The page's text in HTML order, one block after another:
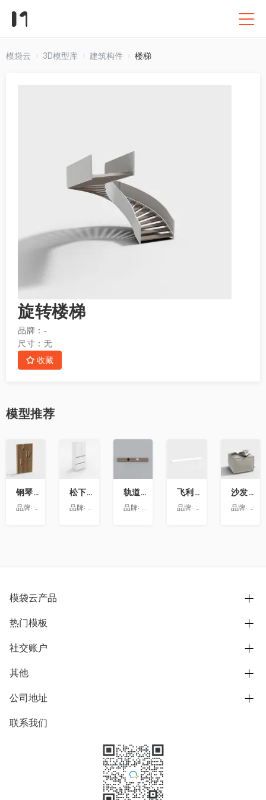
模袋云 3D模型库 建筑构件 楼梯
旋转楼梯
品牌： -
尺寸： 无
收藏
模型推荐
钢琴键挂衣架9
品牌:
澳华装饰
藏
松下喜马拉雅 600L冰箱大溪地
品牌:
松下
藏
轨道插座9
品牌:
依百纳定制家具 全新VR上线 让您提前
飞利浦LS160灯带-低压灯带-100mm
品牌:
昕诺飞
收
藏
沙发凳坐墩
品牌:
澳华
模袋云产品
别墅设计营销
模型协同展示分享
别墅社区
别墅模板
热门模板
欧式别墅
中式别墅
日式别墅
社交账户
B站
抖音
微信公众号
其他
用户服务协议
隐私政策
公司地址
上海市浦东新区东方路1215-1217号
联系我们